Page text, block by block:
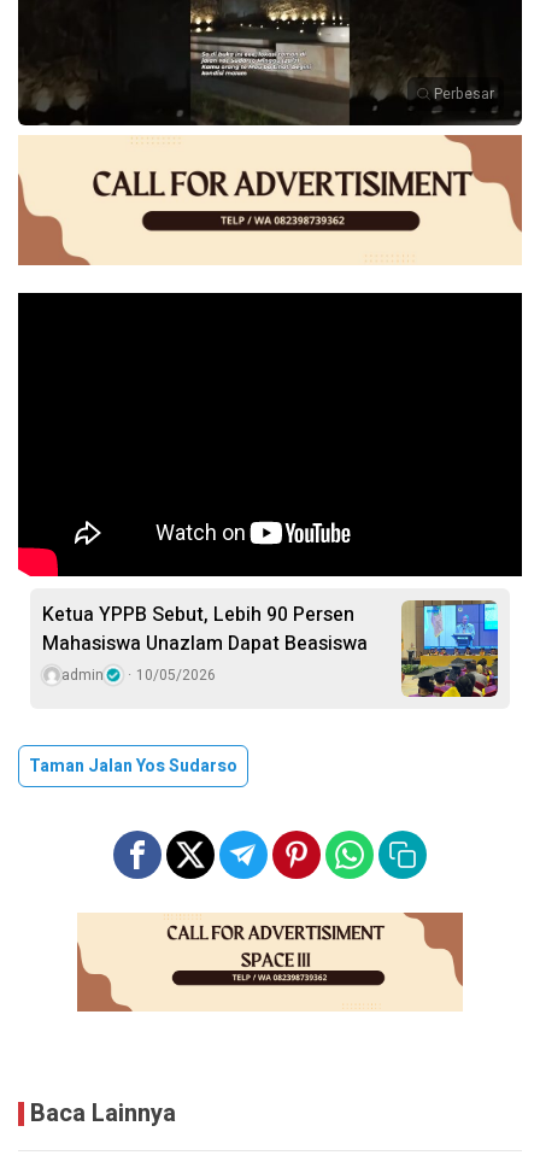
Perbesar
Ketua YPPB Sebut, Lebih 90 Persen
Mahasiswa Unazlam Dapat Beasiswa
admin 10/05/2026
Taman Jalan Yos Sudarso
Baca Lainnya